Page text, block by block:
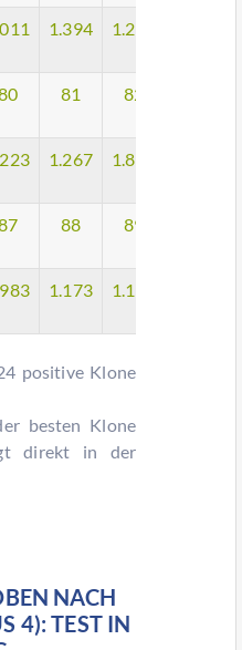
1.394 1.225
81 82
1.267 1.847
88 89
1.173 1.116
positive Klone
besten Klone
direkt in der
NACH
4): TEST IN